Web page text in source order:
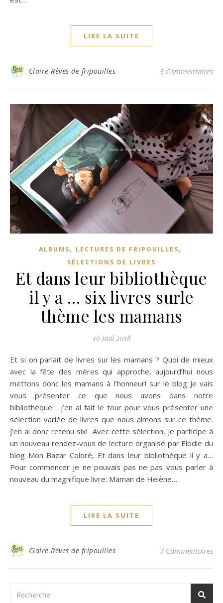
LIRE LA SUITE
Claire Rêves de fripouilles 3 Commentaires
ALBUMS, LECTURES DE FRIPOUILLES,
SÉLECTIONS DE LIVRES
Et dans leur bibliothèque
il y a … six livres surle
thème les mamans
19 mai 2018
Et si on parlait de livres sur les mamans ? Quoi de mieux
avec la fête des mères qui approche, aujourd’hui nous
mettons donc les mamans à l’honneur! sur le blog Je vais
vous présenter ce que nous avons dans notre
bibliothèque… j’en ai fait le tour pour vous présenter une
sélection variée de livres que nous aimons sur ce thème.
J’en ai donc retenu six! Avec cette sélection, je participe à
un nouveau rendez-vous de lecture organisé par Elodie du
blog Mon Bazar Coloré, Et dans leur bibliothèque il y a…
Pour commencer je ne pouvais pas ne pas vous parler à
nouveau du magnifique livre: Maman de Helène…
LIRE LA SUITE
Claire Rêves de fripouilles 7 Commentaires